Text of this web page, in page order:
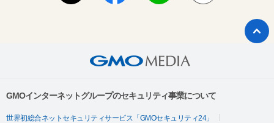
GMOインターネットグループのセキュリティ事業について
世界初総合ネットセキュリティサービス「GMOセキュリティ24」